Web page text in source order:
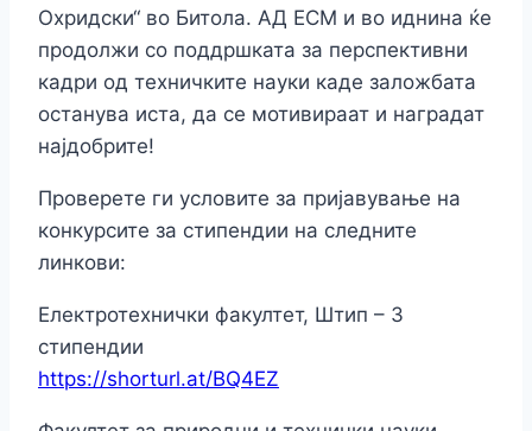
Охридски“ во Битола. АД ЕСМ и во иднина ќе
продолжи со поддршката за перспективни
кадри од техничките науки каде заложбата
останува иста, да се мотивираат и наградат
најдобрите!
Проверете ги условите за пријавување на
конкурсите за стипендии на следните
линкови:
Електротехнички факултет, Штип – 3
стипендии
https://shorturl.at/BQ4EZ